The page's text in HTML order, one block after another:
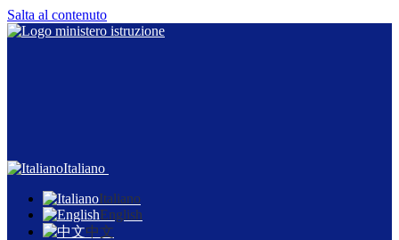
Salta al contenuto
Italiano
Italiano
English
中文